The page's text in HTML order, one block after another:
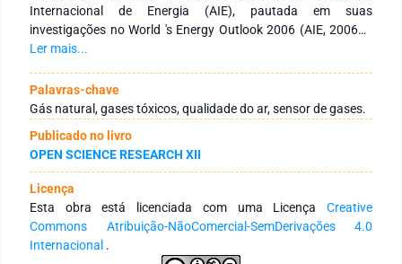
Internacional de Energia (AIE), pautada em suas
investigações no World 's Energy Outlook 2006 (AIE, 2006a),
os combustíveis fósseis permanecerão como fonte de energia
apresentará a maior taxa de crescimento anual. Porém, o gás
natural, apesar de ser considerado um combustível fóssil
limpo, é, por si só, uma mistura de gases inodoros que,
quando inalados, oferecem riscos à saúde humana. Sua
produção, manipulação e consumo necessita de um
monitoramento constante para averiguar a segurança do
local onde ele circula. Essa problemática envolta à
manipulação e consumo do gás natural inspira a busca de
soluções para a análise da qualidade do ar em empresas e
ambientes que operam com gás natural e outros poluentes
Ler mais...
Palavras-chave
Gás natural, gases tóxicos, qualidade do ar, sensor de gases.
Publicado no livro
OPEN SCIENCE RESEARCH XII
Licença
Esta obra está licenciada com uma Licença Creative
Commons Atribuição-NãoComercial-SemDerivações 4.0
Internacional .